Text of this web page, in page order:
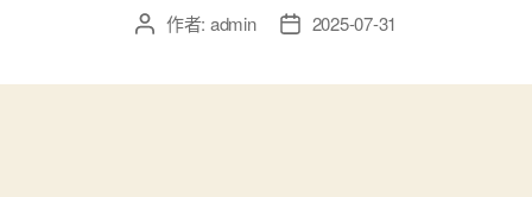
文 作者: admin
文 2025-07-31